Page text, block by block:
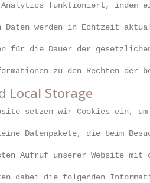
Analytics funktioniert, indem
Daten werden in Echtzeit
für die Dauer der
zu den Rechten der
Local Storage
setzen wir Cookies ein,
Datenpakete, die beim
Aufruf unserer Website
dabei die folgenden